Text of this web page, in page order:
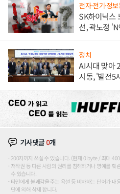
전자·전기·정
SK하이닉스
선, 곽노정
정치
AI시대 맞아
시동, '발전5
기사댓글0개
200자까지 쓰실 수 있습니다. (현재 0 byte / 최대
저작권 등 다른 사람의 권리를 침해하거나 명예를 훼
수 있습니다.
타인에게 불쾌감을 주는 욕설 등 비하하는 단어가
단에 의해 삭제 합니다.